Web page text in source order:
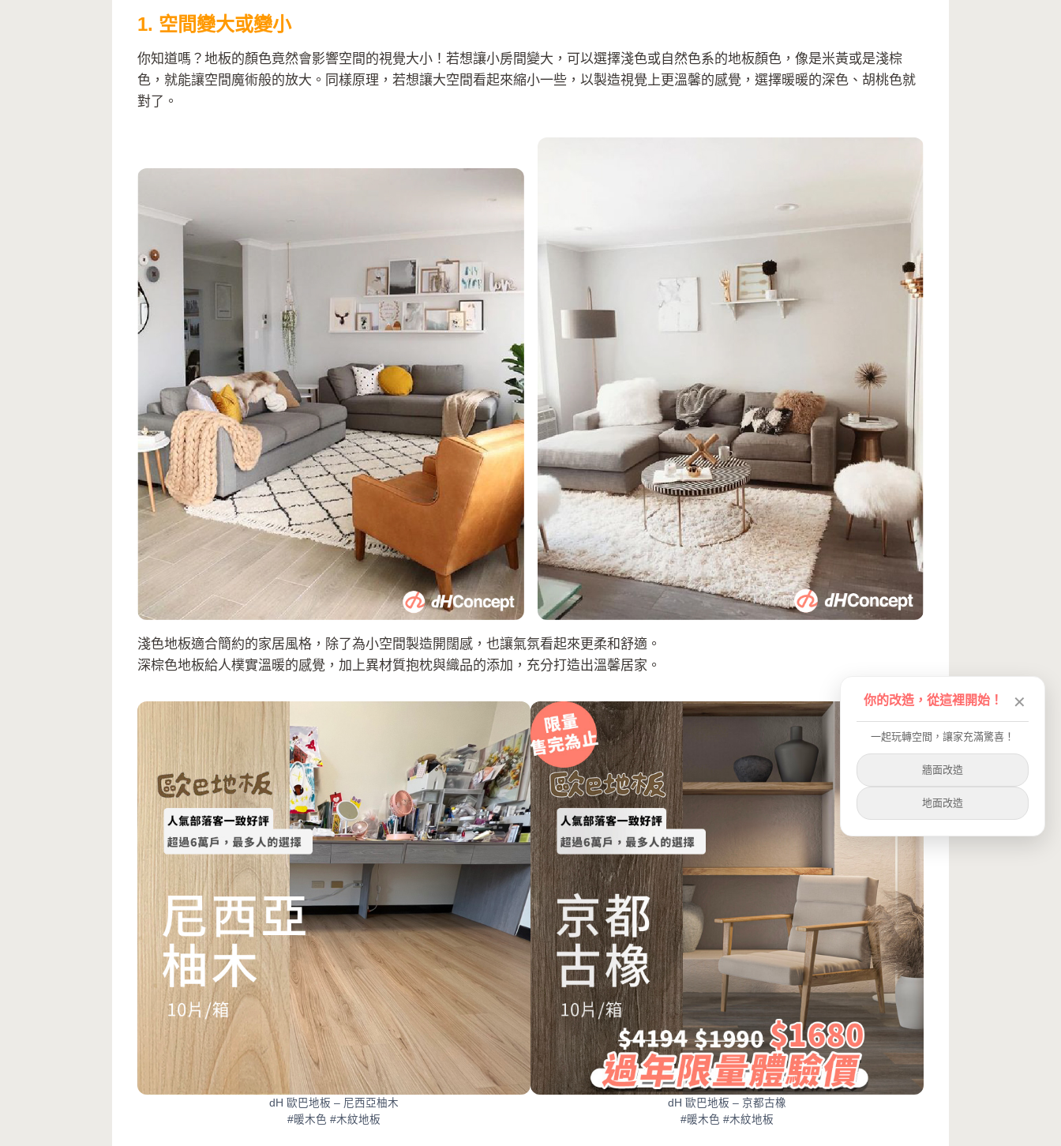
1. 空間變大或變小
你知道嗎？地板的顏色竟然會影響空間的視覺大小！若想讓小房間變大，可以選擇淺色或自然色系的地板顏色，像是米黃或是淺棕
色，就能讓空間魔術般的放大。同樣原理，若想讓大空間看起來縮小一些，以製造視覺上更溫馨的感覺，選擇暖暖的深色、胡桃色就
對了。
淺色地板適合簡約的家居風格，除了為小空間製造開闊感，也讓氣氛看起來更柔和舒適。
深棕色地板給人樸實溫暖的感覺，加上異材質抱枕與織品的添加，充分打造出溫馨居家。
dH 歐巴地板 – 尼西亞柚木
#暖木色 #木紋地板
dH 歐巴地板 – 京都古橡
#暖木色 #木紋地板
你的改造，從這裡開始！ ✕
一起玩轉空間，讓家充滿驚喜！
牆面改造
地面改造